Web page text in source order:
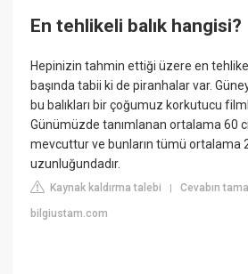
En tehlikeli balık hangisi?
Hepinizin tahmin ettiği üzere en
başında tabii ki de piranhalar var.
bu balıkları bir çoğumuz korkutucu
Günümüzde tanımlanan ortalama 60
mevcuttur ve bunların tümü ortalama
uzunluğundadır.
Kaynak kaldırma talebi |Cevabın
bilgiustam.com